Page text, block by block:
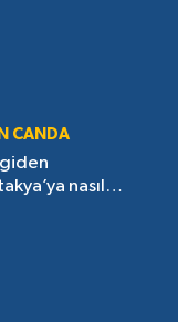
CANDA
nasıl